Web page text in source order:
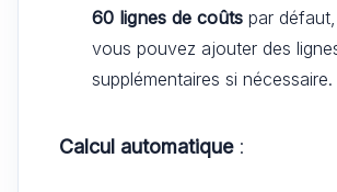
60 lignes de coûts par
vous pouvez ajouter des
supplémentaires si nécessaire.
Calcul automatique: